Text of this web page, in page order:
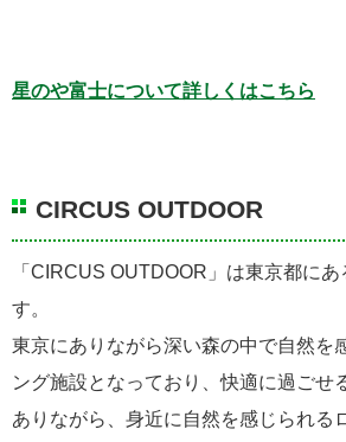
星のや富士について詳しくはこちら
CIRCUS OUTDOOR
「CIRCUS OUTDOOR」は東京都に
す。
東京にありながら深い森の中で自然を
ング施設となっており、快適に過ごせ
ありながら、身近に自然を感じられる